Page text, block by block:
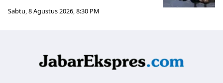
Sabtu, 8 Agustus 2026, 8:30 PM